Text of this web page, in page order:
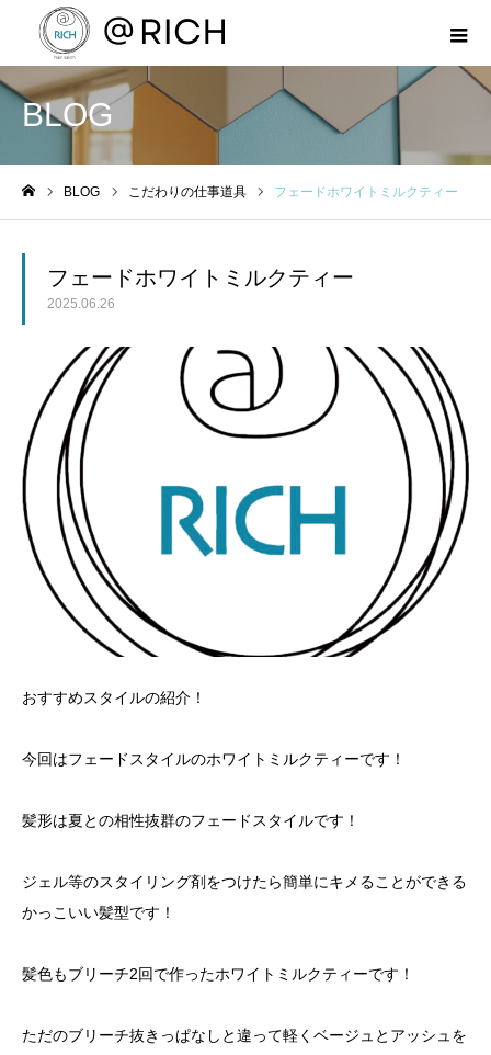
BLOG
BLOG こだわりの仕事道具 フェードホワイトミルクティー
フェードホワイトミルクティー
2025.06.26
おすすめスタイルの紹介！
今回はフェードスタイルのホワイトミルクティーです！
髪形は夏との相性抜群のフェードスタイルです！
ジェル等のスタイリング剤をつけたら簡単にキメることができる
かっこいい髪型です！
髪色もブリーチ2回で作ったホワイトミルクティーです！
ただのブリーチ抜きっぱなしと違って軽くベージュとアッシュを